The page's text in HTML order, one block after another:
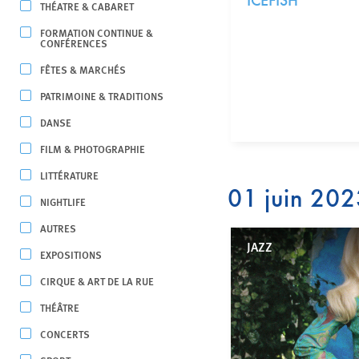
THÉATRE & CABARET
FORMATION CONTINUE &
CONFÉRENCES
FÊTES & MARCHÉS
PATRIMOINE & TRADITIONS
DANSE
FILM & PHOTOGRAPHIE
LITTÉRATURE
NIGHTLIFE
AUTRES
EXPOSITIONS
CIRQUE & ART DE LA RUE
THÉÂTRE
CONCERTS
01 juin
JAZZ